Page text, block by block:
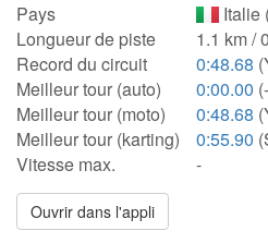
Pays
Italie
Longueur de piste
1.1 km /
Record du circuit
0:48.68
Meilleur tour (auto)
0:00.00
Meilleur tour (moto)
0:48.68
Meilleur tour (karting)
0:55.90
Vitesse max.
-
Ouvrir dans l'appli